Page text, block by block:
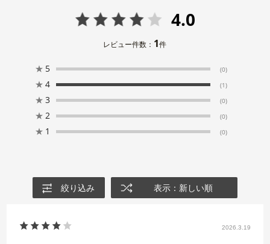
4.0
レビュー件数： 1件
★ 5 (0)
★ 4 (1)
★ 3 (0)
★ 2 (0)
★ 1 (0)
絞り込み 表示：新しい順
2026.3.19